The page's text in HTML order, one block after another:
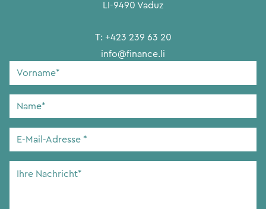
LI-9490 Vaduz
T: +423 239 63 20
info@finance.li
Vorname
Name
E-
Adresse*
Ihre